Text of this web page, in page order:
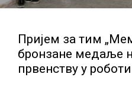
Пријем за тим
бронзане медаље
првенству у